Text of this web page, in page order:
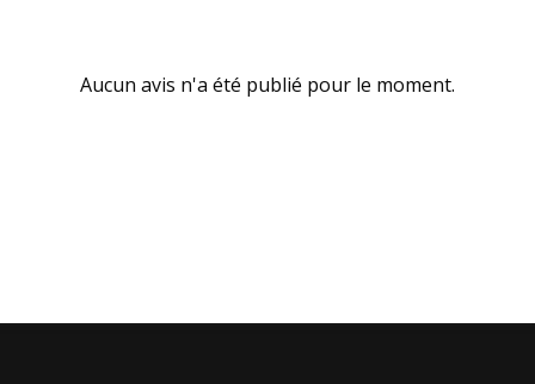
Aucun avis n'a été publié pour le moment.